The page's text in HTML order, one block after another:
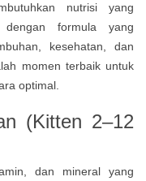
nutrisi yang
formula yang
kesehatan, dan
momen terbaik untuk
optimal.
(Kitten 2–12
dan mineral yang